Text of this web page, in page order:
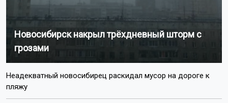
Новосибирск накрыл трёхдневный шторм с
грозами
Неадекватный новосибирец раскидал мусор на дороге к
пляжу